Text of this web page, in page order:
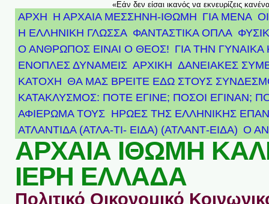
«Εάν δεν είσαι ικανός να εκνευρίζεις
ΑΡΧΗ Η ΑΡΧΑΙΑ ΜΕΣΣΗΝΗ-ΙΘΩΜΗ ΓΙΑ ΜΕΝΑ
Η ΕΛΛΗΝΙΚΗ ΓΛΩΣΣΑ ΦΑΝΤΑΣΤΙΚΑ ΟΠΛΑ
Ο ΑΝΘΡΩΠΟΣ ΕΙΝΑΙ Ο ΘΕΟΣ! ΓΙΑ ΤΗΝ ΓΥΝΑΙΚΑ
ΕΝΟΠΛΕΣ ΔΥΝΑΜΕΙΣ ΑΡΧΙΚΉ ΔΑΝΕΙΑΚΕΣ
ΚΑΤΟΧΗ ΘΑ ΜΑΣ ΒΡΕΙΤΕ ΕΔΩ ΣΤΟΥΣ
ΚΑΤΑΚΛΥΣΜΟΣ: ΠΟΤΕ ΕΓΙΝΕ; ΠΟΣΟΙ ΕΓΙΝΑΝ;
ΑΦΙΈΡΩΜΑ ΤΟΥΣ ΉΡΩΕΣ ΤΗΣ ΕΛΛΗΝΙΚΉΣ
ΑΤΛΑΝΤΊΔΑ (ΑΤΛΑ-ΤΙ- ΕΙΔΑ) (ΑΤΛΑΝΤ-ΕΙΔΑ) Ο
ΑΡΧΑΙΑ ΙΘΩΜΗ
ΙΕΡΗ ΕΛΛΑΔΑ
Πολιτικό Οικονομικό